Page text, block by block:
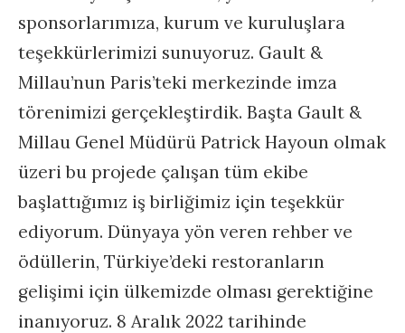
sponsorlarımıza, kurum ve kuruluşlara
teşekkürlerimizi sunuyoruz. Gault &
Millau’nun Paris’teki merkezinde imza
törenimizi gerçekleştirdik. Başta Gault &
Millau Genel Müdürü Patrick Hayoun olmak
üzeri bu projede çalışan tüm ekibe
başlattığımız iş birliğimiz için teşekkür
ediyorum. Dünyaya yön veren rehber ve
ödüllerin, Türkiye’deki restoranların
gelişimi için ülkemizde olması gerektiğine
inanıyoruz. 8 Aralık 2022 tarihinde